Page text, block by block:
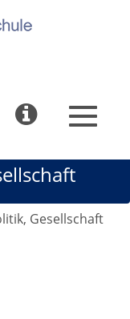
Gesellschaft